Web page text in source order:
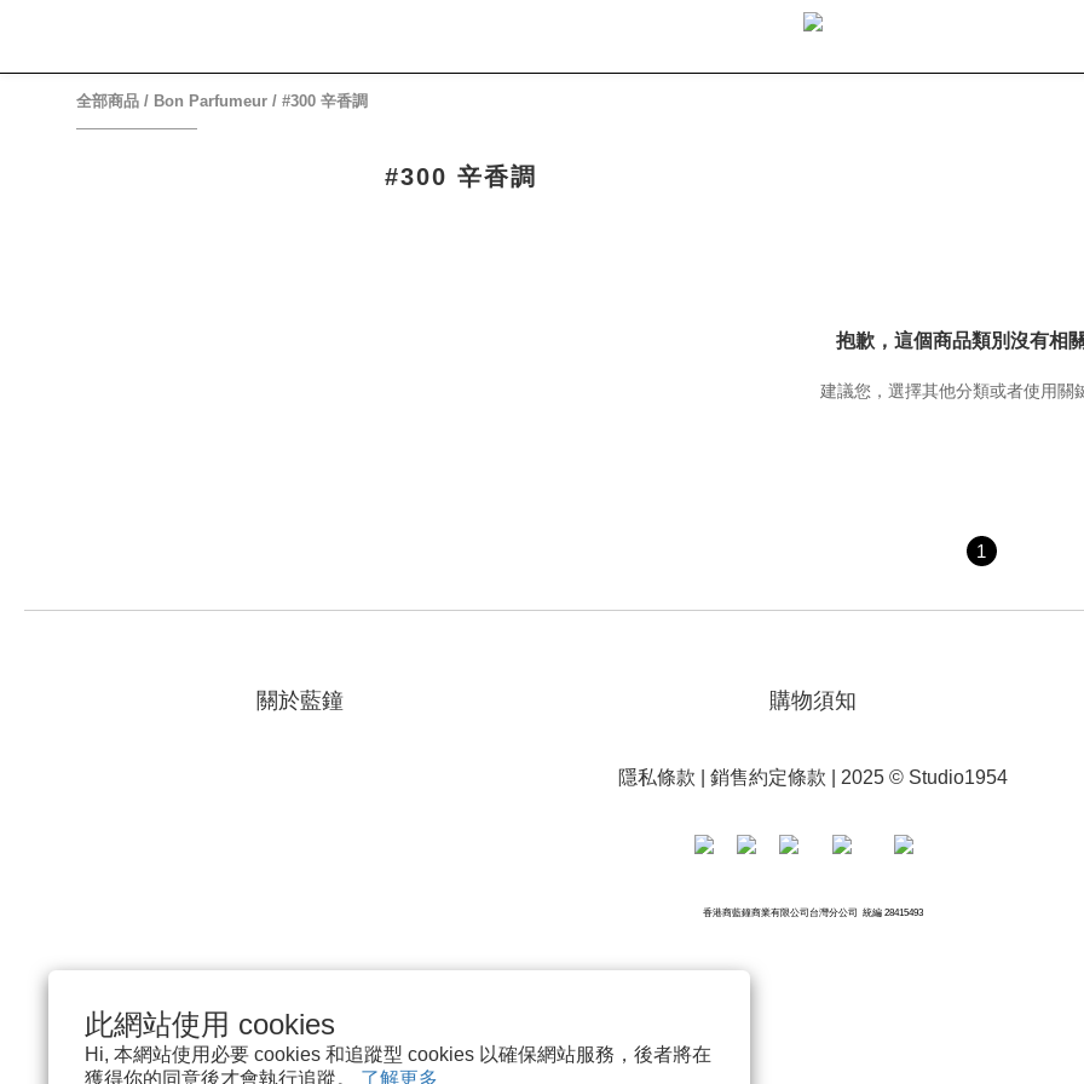
此網站使用 cookies
Hi, 本網站使用必要 cookies 和追蹤型 cookies 以確保網站服務，後者將在
獲得你的同意後才會執行追蹤。 了解更多
全部商品 / Bon Parfumeur / #300 辛香調
#300 辛香調
抱歉，這個商品類別沒有相
建議您，選擇其他分類或者使用關
1
關於藍鐘 購物須知
隱私條款 銷售約定條款 | 2025 © Studio1954
香港商藍鐘商業有限公司台灣分公司 統編 28415493